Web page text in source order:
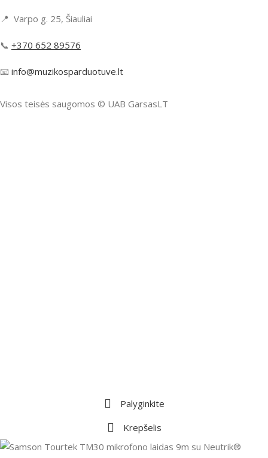
📍 Varpo g. 25, Šiauliai
📞 +370 652 89576
📧 info@muzikosparduotuve.lt
Visos teisės saugomos ©️ UAB GarsasLT
Palyginkite
Krepšelis